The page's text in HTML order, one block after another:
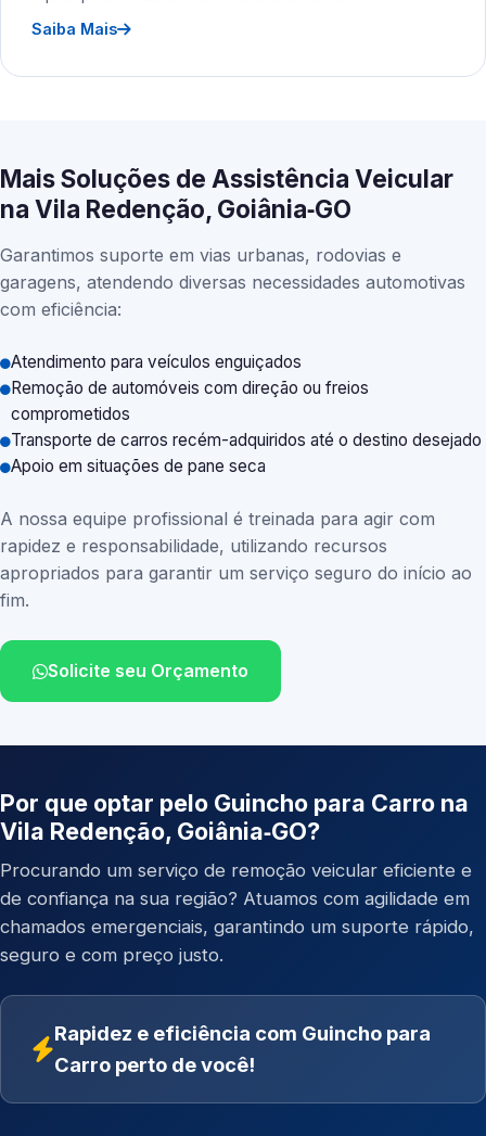
Saiba Mais
Mais Soluções de Assistência Veicular
na Vila Redenção, Goiânia‑GO
Garantimos suporte em vias urbanas, rodovias e
garagens, atendendo diversas necessidades automotivas
com eficiência:
Atendimento para veículos enguiçados
Remoção de automóveis com direção ou freios
comprometidos
Transporte de carros recém-adquiridos até o destino desejado
Apoio em situações de pane seca
A nossa equipe profissional é treinada para agir com
rapidez e responsabilidade, utilizando recursos
apropriados para garantir um serviço seguro do início ao
fim.
Solicite seu Orçamento
Por que optar pelo Guincho para Carro na
Vila Redenção, Goiânia‑GO?
Procurando um serviço de remoção veicular eficiente e
de confiança na sua região? Atuamos com agilidade em
chamados emergenciais, garantindo um suporte rápido,
seguro e com preço justo.
Rapidez e eficiência com Guincho para
Carro perto de você!